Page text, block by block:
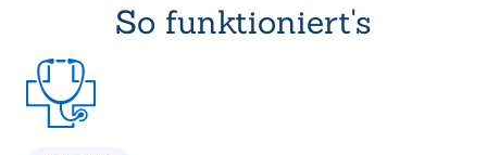
So funktioniert's